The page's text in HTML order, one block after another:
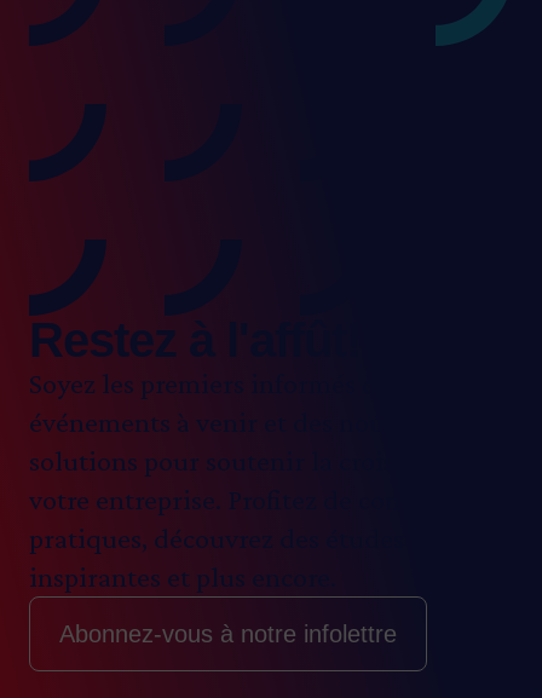
Restez à l'affût!
Soyez les premiers informés de nos
événements à venir et des nouvelles
solutions pour soutenir la croissance de
votre entreprise. Profitez de conseils
pratiques, découvrez des études de cas
inspirantes et plus encore.
Abonnez-vous à notre infolettre